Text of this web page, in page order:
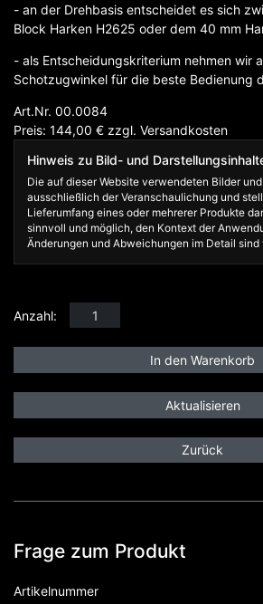
- an der Drehbasis entscheidet es sich
Block Harken H2625 oder dem 40 mm
- als Entscheidungskriterium nehmen wir
Schotzugwinkel für die beste Bedienung
Art.Nr. 00.0084
Preis: 144,00 € zzgl. Versandkosten
Hinweis zu Bild- und
Die auf dieser Website verwendeten Bilder
ausschließlich der Veranschaulichung und
Lieferumfang eines oder mehrerer Produkte
sinnvoll und möglich, den Kontext der
Änderungen und Abweichungen im Detail sind
Anzahl:
Zurück
Frage zum Produkt
Artikelnummer